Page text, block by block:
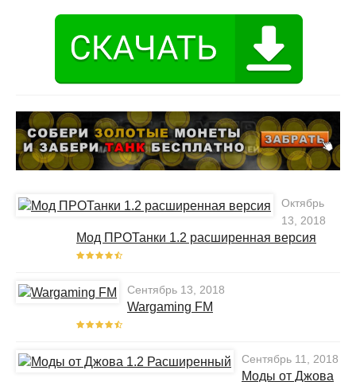
Октябрь
13, 2018
Мод ПРОТанки 1.2 расширенная версия
Сентябрь 13, 2018
Wargaming FM
Сентябрь 11, 2018
Моды от Джова